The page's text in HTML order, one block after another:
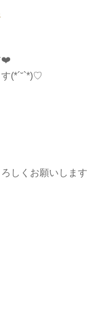
❤️
(*´˘`*)♡
しくお願いします